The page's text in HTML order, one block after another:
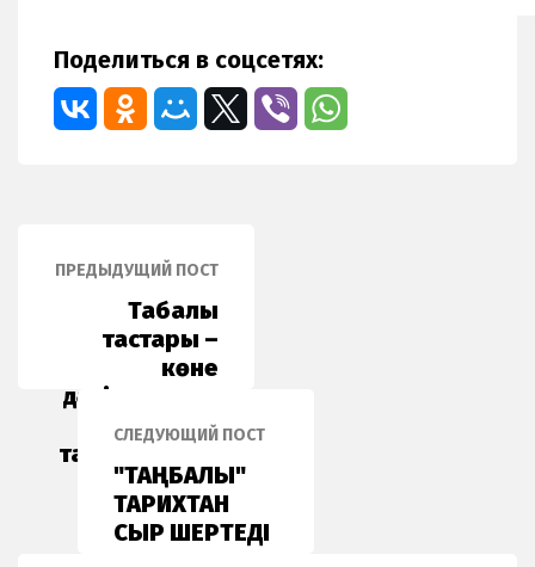
Поделиться в соцсетях:
ПРЕДЫДУЩИЙ ПОСТ
Таңбалы
тастары –
көне
дәуірден сыр
шертетін
тарихи дерек
СЛЕДУЮЩИЙ ПОСТ
"ТАҢБАЛЫ"
ТАРИХТАН
СЫР ШЕРТЕДІ